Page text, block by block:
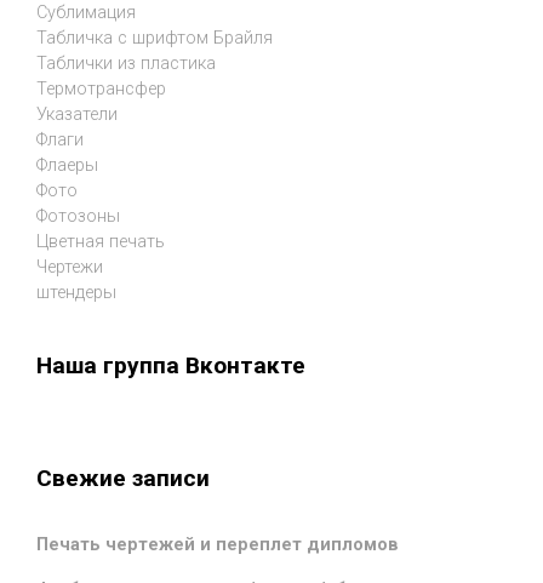
Сублимация
Табличка с шрифтом Брайля
Таблички из пластика
Термотрансфер
Указатели
Флаги
Флаеры
Фото
Фотозоны
Цветная печать
Чертежи
штендеры
Наша группа Вконтакте
Свежие записи
Печать чертежей и переплет дипломов